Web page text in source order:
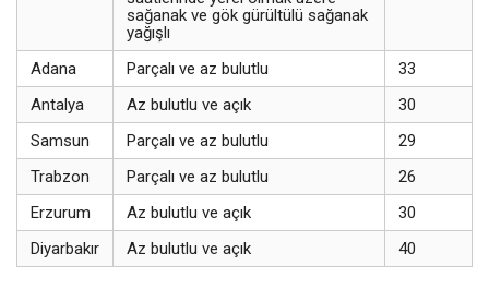
sağanak ve gök gürültülü sağanak
yağışlı
Adana Parçalı ve az bulutlu
33
Antalya
Az bulutlu ve açık
30
Samsun
Parçalı ve az bulutlu
29
Trabzon
Parçalı ve az bulutlu
26
Erzurum
Az bulutlu ve açık
30
Diyarbakır
Az bulutlu ve açık 40